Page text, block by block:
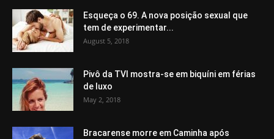
Esqueça o 69. A nova posição sexual que
tem de experimentar...
August 5, 2018
Pivô da TVI mostra-se em biquíni em férias
de luxo
May 2, 2018
Bracarense morre em Caminha após